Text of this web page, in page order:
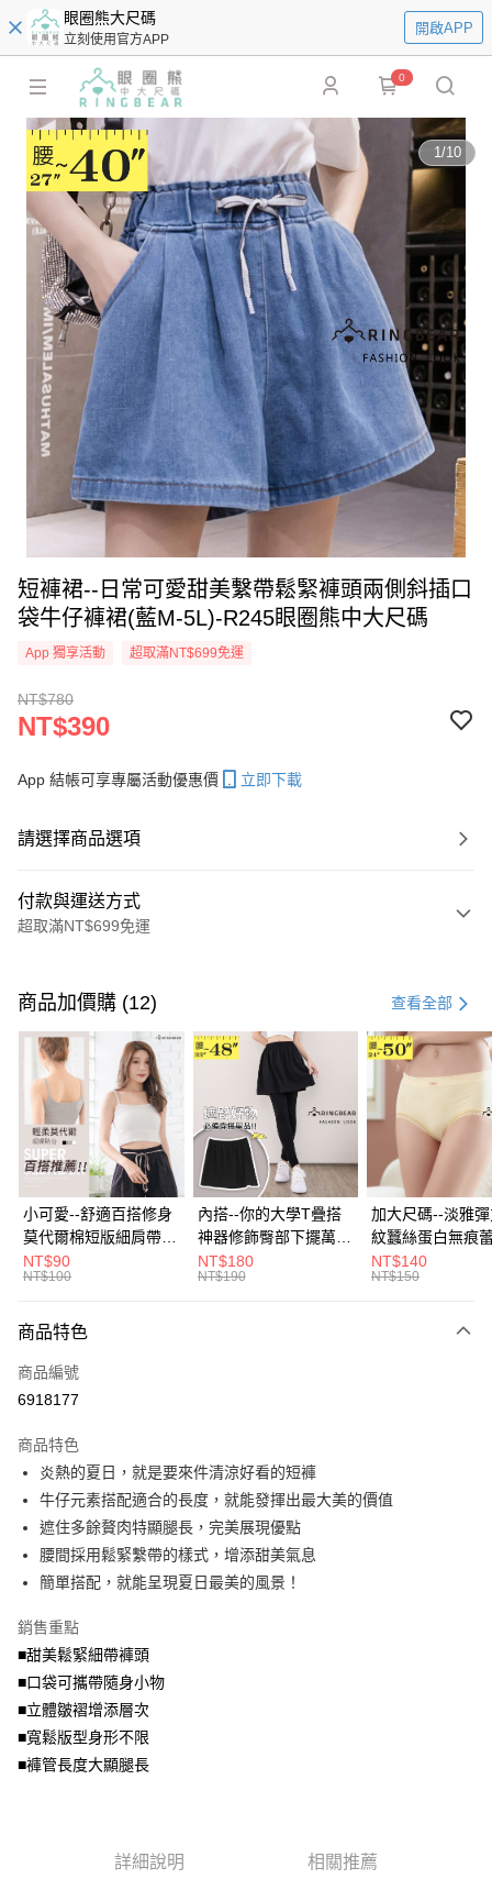
眼圈熊大尺碼
立刻使用官方APP
開啟APP
0
1/10
短褲裙--日常可愛甜美繫帶鬆緊褲頭兩側斜插口
袋牛仔褲裙(藍M-5L)-R245眼圈熊中大尺碼
App 獨享活動 超取滿NT$699免運
NT$780
NT$390
App 結帳可享專屬活動優惠價 立即下載
請選擇商品選項
付款與運送方式
超取滿NT$699免運
信用卡一次付款
超商取貨付款
LINE Pay
Apple Pay
街口支付
悠遊付
Google Pay
全盈+PAY
大哥付你分期
【大哥付你分期使用說明】
1.本服務由台灣大哥大提供，台灣大哥大用戶可立即使用無須另外申請。
流程，驗證手機門號後，選擇欲分期的期數、繳款截止日，確認付款後即完
成交易。
3.實際核准額度、可分期數及費用金額請依後續交易確認頁面所載為準。
4.訂單成立30分鐘內，如未前往確認交易或遇審核未通過，訂單將自動取
法說明評估內容。
【繳款方式說明】
1.分期款項不併入電信帳單，「大哥付你分期」於每月結算日後寄送繳費提
醒簡訊。
帳／街口支付／iPASS MONEY」等通路繳費。
【注意事項】
1.本服務係由「台灣大哥大股份有限公司」（以下簡稱本公司）所提供，讓
用戶於交易時，得透過本服務購買商品或服務，並由商店將買賣／分期付款
買賣價金債權讓與本公司後，依約使用本公司帳單繳交帳款。
資料（包含姓名、電話或地址）提供予台灣大哥大進項蒐集、處理及利用，
AFTEE先享後付
【關於「AFTEE先享後付」】
AFTEE先享後付是「在收到商品之後才付款」的支付方式。 讓您購物簡單
便利好安心！
１．簡單：不需註冊會員、不需綁卡、不需儲值。
２．便利：只要手機號碼，簡訊認證，即可結帳。
３．安心：先確認商品／服務後，再付款。
【「AFTEE先享後付」結帳流程】
結帳頁面，進行簡訊認證並確認金額後，即可完成結帳。
３．收到繳費通知簡訊後14天內，點擊此簡訊中的連結，可透過四大超商／
ATM／網路銀行／等多元方式進行付款，方視為交易完成。
※ 請注意：結帳手續完成當下不需立刻繳費，但若您需要取消訂單，請聯絡
購買商品的店家。未經商家同意取消之訂單仍視為有效，需透過AFTEE先享
後付繳納相關費用。
※ 交易是否成功請以「AFTEE先享後付 」之結帳頁面顯示為準，若有關於
１．透過由恩沛科技股份有限公司提供之「AFTEE先享後付」服務完成之交
ATM付款
全家取貨付款
每筆NT$70，滿NT$699(含以上)免運費
付款後全家取貨
每筆NT$70，滿NT$699(含以上)免運費
7-11取貨付款
每筆NT$70，滿NT$799(含以上)免運費
付款後7-11取貨
每筆NT$100，滿NT$1,000(含以上)免運費
商品加價購 (12) 查看全部
小可愛--舒適百搭修身
莫代爾棉短版細肩帶素
色背心(白.黑.灰L-2L)-
U582眼圈熊中大尺碼
NT$90
NT$100
內搭--你的大學T疊搭
神器修飾臀部下擺萬用
內搭裙/遮臀裙(黑2L-
6L)-Q155眼圈熊中大
NT$180
NT$190
加大尺碼--淡雅
紋蠶絲蛋白無痕
角內褲(白.粉.藍.
3L)-L28眼圈熊中
NT$140
NT$150
商品特色
商品編號
6918177
商品特色
炎熱的夏日，就是要來件清涼好看的短褲
牛仔元素搭配適合的長度，就能發揮出最大美的價值
遮住多餘贅肉特顯腿長，完美展現優點
腰間採用鬆緊繫帶的樣式，增添甜美氣息
簡單搭配，就能呈現夏日最美的風景！
銷售重點
■甜美鬆緊細帶褲頭
■口袋可攜帶隨身小物
■立體皺褶增添層次
■寬鬆版型身形不限
■褲管長度大顯腿長
詳細說明 相關推薦